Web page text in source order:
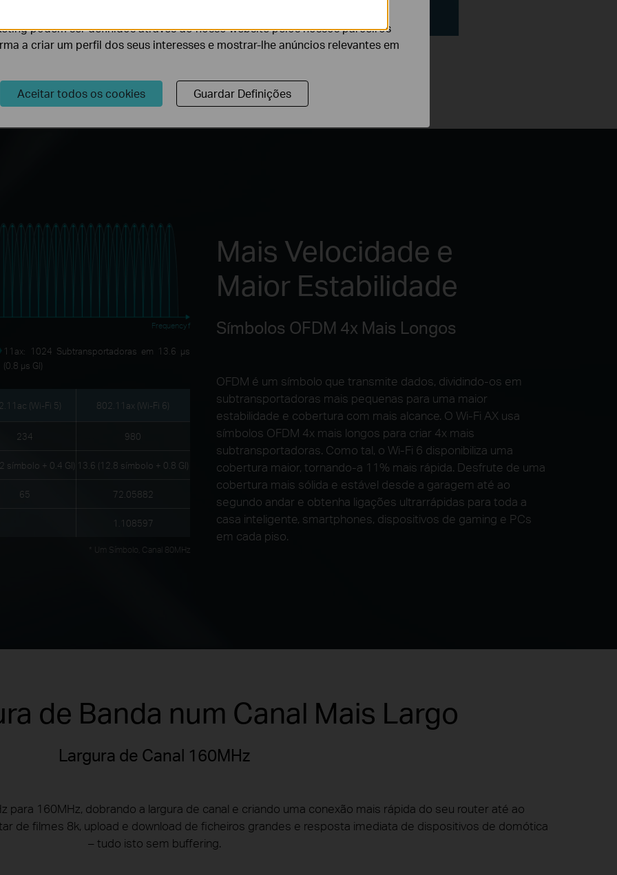
Frequency f
11ax: 1024 Subtransportadoras em 13.6 μs
(0.8 μs GI)
(Wi-Fi 5) 802.11ax (Wi-Fi 6)
234 980
símbolo + 0.4 GI) 13.6 (12.8 símbolo + 0.8 GI)
65 72.05882
1.108597
* Um Símbolo, Canal 80MHz
Mais Velocidade e
Maior Estabilidade
Símbolos OFDM 4x Mais Longos
OFDM é um símbolo que transmite dados, dividindo-os em
subtransportadoras mais pequenas para uma maior
estabilidade e cobertura com mais alcance. O Wi-Fi AX usa
símbolos OFDM 4x mais longos para criar 4x mais
subtransportadoras. Como tal, o Wi-Fi 6 disponibiliza uma
cobertura maior, tornando-a 11% mais rápida. Desfrute de uma
cobertura mais sólida e estável desde a garagem até ao
segundo andar e obtenha ligações ultrarrápidas para toda a
casa inteligente, smartphones, dispositivos de gaming e PCs
em cada piso.
de Banda num Canal Mais Largo
Largura de Canal 160MHz
para 160MHz, dobrando a largura de canal e criando uma conexão mais rápida do seu router até ao
de filmes 8k, upload e download de ficheiros grandes e resposta imediata de dispositivos de domótica
– tudo isto sem buffering.
do nosso website.
podem ser definidos através do nosso website pelos nossos parceiros
a criar um perfil dos seus interesses e mostrar-lhe anúncios relevantes em
Aceitar todos os cookies Guardar Definições